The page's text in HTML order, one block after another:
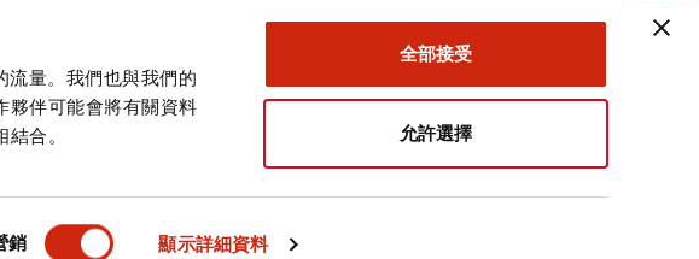
流量。我們也與我們的
夥伴可能會將有關資料
合。
銷 顯示詳細資料
全部接受
允許選擇
文件和檔案
台灣